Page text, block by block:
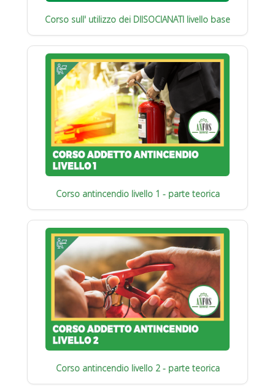
Corso sull' utilizzo dei DIISOCIANATI livello base
Corso antincendio livello 1 - parte teorica
Corso antincendio livello 2 - parte teorica